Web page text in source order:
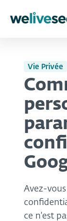
Vie Privée
Avez-
ce n'est